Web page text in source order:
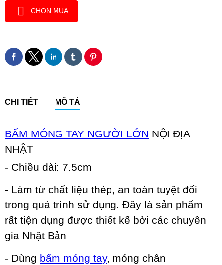
CHỌN MUA
CHI TIẾT MÔ TẢ
BẤM MÓNG TAY NGƯỜI LỚN NỘI ĐỊA
NHẬT
- Chiều dài: 7.5cm
- Làm từ chất liệu thép, an toàn tuyệt đối
trong quá trình sử dụng. Đây là sản phẩm
rất tiện dụng được thiết kế bởi các chuyên
gia Nhật Bản
- Dùng bấm móng tay, móng chân